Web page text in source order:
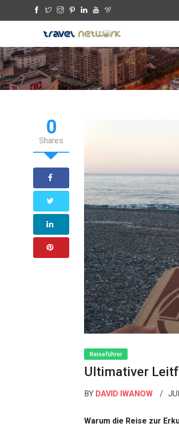
0
Shares
Reiseführer
Ultimativer
BY DAVID IWANOW
Warum die Reise zur